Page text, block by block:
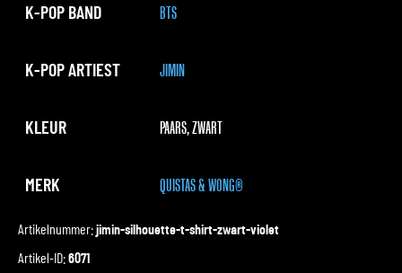
K-POP BAND BTS
K-POP ARTIEST JIMIN
KLEUR PAARS, ZWART
MERK QUISTAS & WONG®
Artikelnummer:jimin-silhouette-t-shirt-zwart-violet
Artikel-ID:6071